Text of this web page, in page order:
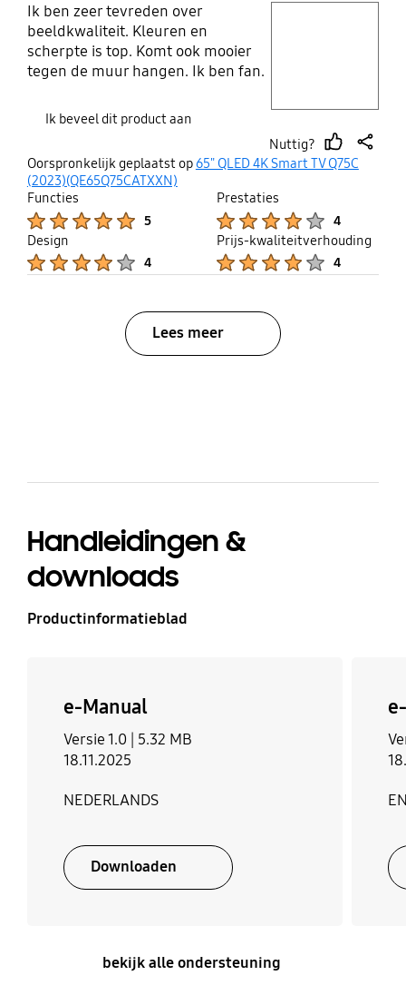
Ik ben zeer tevreden over
beeldkwaliteit. Kleuren en
scherpte is top. Komt ook mooier
tegen de muur hangen. Ik ben fan.
functies en makkelijk te
Ik beveel dit product aan
Nuttig?
thumbshare
Oorspronkelijk geplaatst op65" QLED 4K Smart TV Q75C
(2023)(QE65Q75CATXXN)
Functies
5
Prestaties
4
Design
4
Prijs-kwaliteitverhouding
4
Lees meer
Handleidingen &
downloads
Productinformatieblad
e-Manual
Versie 1.0 | 5.32 MB
18.11.2025
NEDERLANDS
Downloaden
bekijk alle ondersteuning